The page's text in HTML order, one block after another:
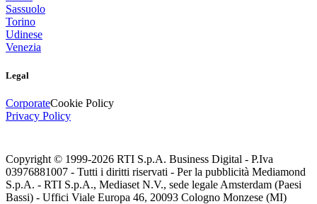
Sassuolo
Torino
Udinese
Venezia
Legal
CorporateCookie Policy
Privacy Policy
Copyright © 1999-2026 RTI S.p.A. Business Digital - P.Iva
03976881007 - Tutti i diritti riservati - Per la pubblicità Mediamond
S.p.A. - RTI S.p.A., Mediaset N.V., sede legale Amsterdam (Paesi
Bassi) - Uffici Viale Europa 46, 20093 Cologno Monzese (MI)